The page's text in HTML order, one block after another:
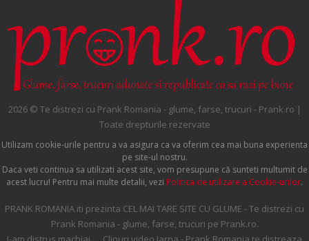
2026 © Te distrezi cu Prank Romania - glume, farse, trucuri - Prank.ro |
Toate drepturile rezervate
Utilizam cookie-urile pentru a va asigura ca va oferim cea mai buna experienta
pe site-ul nostru.
Daca veti continua sa utilizati acest site, vom presupune că sunteti multumit de
acest lucru! Pentru mai multe detalii, vezi Politica de utilizare a Cookie-urilor.
PRANK ROMANIA iti prezinta CEL MAI TARE SITE CU GLUME - Te distrezi cu
Prank Romania - glume, farse, trucuri pe Prank.ro.